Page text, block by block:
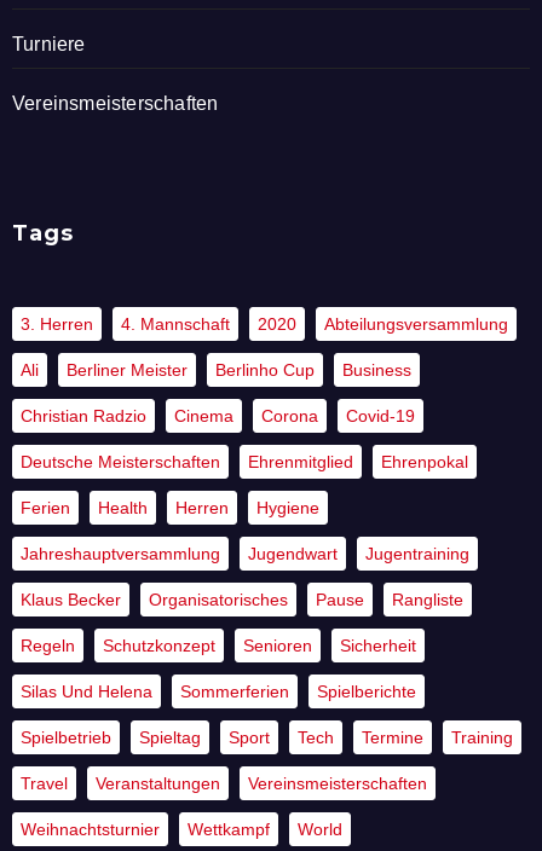
Turniere
Vereinsmeisterschaften
Tags
3. Herren 4. Mannschaft 2020 Abteilungsversammlung
Ali Berliner Meister Berlinho Cup Business
Christian Radzio Cinema Corona Covid-19
Deutsche Meisterschaften Ehrenmitglied Ehrenpokal
Ferien Health Herren Hygiene
Jahreshauptversammlung Jugendwart Jugentraining
Klaus Becker Organisatorisches Pause Rangliste
Regeln Schutzkonzept Senioren Sicherheit
Silas Und Helena Sommerferien Spielberichte
Spielbetrieb Spieltag Sport Tech Termine Training
Travel Veranstaltungen Vereinsmeisterschaften
Weihnachtsturnier Wettkampf World